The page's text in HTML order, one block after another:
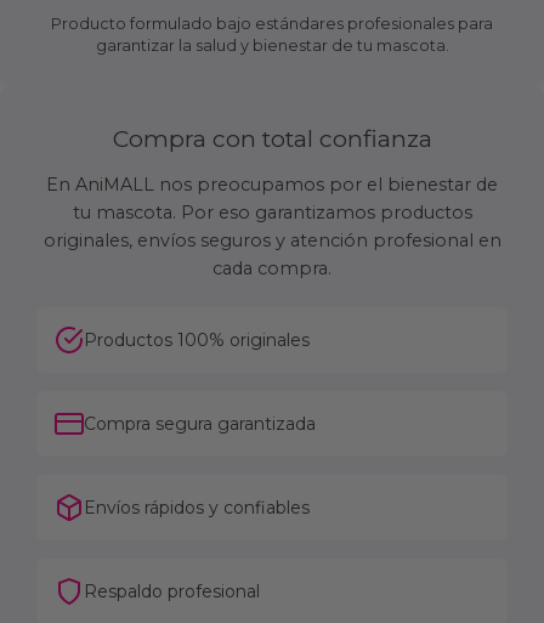
Producto formulado bajo estándares profesionales para
garantizar la salud y bienestar de tu mascota.
Compra con total confianza
En AniMALL nos preocupamos por el bienestar de
tu mascota. Por eso garantizamos productos
originales, envíos seguros y atención profesional en
cada compra.
Productos 100% originales
Compra segura garantizada
Envíos rápidos y confiables
Respaldo profesional